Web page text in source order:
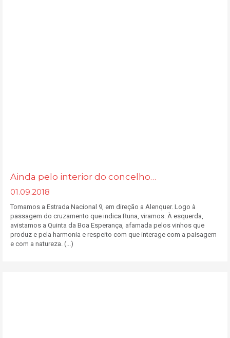
Ainda pelo interior do concelho…
01.09.2018
Tomamos a Estrada Nacional 9, em direção a Alenquer. Logo à
passagem do cruzamento que indica Runa, viramos. À esquerda,
avistamos a Quinta da Boa Esperança, afamada pelos vinhos que
produz e pela harmonia e respeito com que interage com a paisagem
e com a natureza. (...)